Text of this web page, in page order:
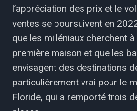
l’appréciation des prix et le
ventes se poursuivent en
que les milléniaux cherchent
première maison et que les
envisagent des destinations
particulièrement vrai pour le
Floride, qui a remporté trois